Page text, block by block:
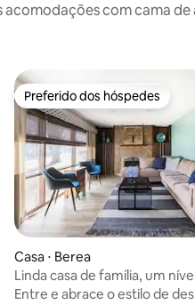
acomodações com cama
Preferido dos hóspedes
Preferido dos hóspedes
Casa ⋅ Berea
Linda casa de família, um
piso aberto
Entre e abrace o estilo de